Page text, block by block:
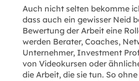
Auch nicht selten bekomme
dass auch ein gewisser Neid
Bewertung der Arbeit eine
werden Berater, Coaches,
Unternehmer, Investment
von Videokursen oder
die Arbeit, die sie tun. So